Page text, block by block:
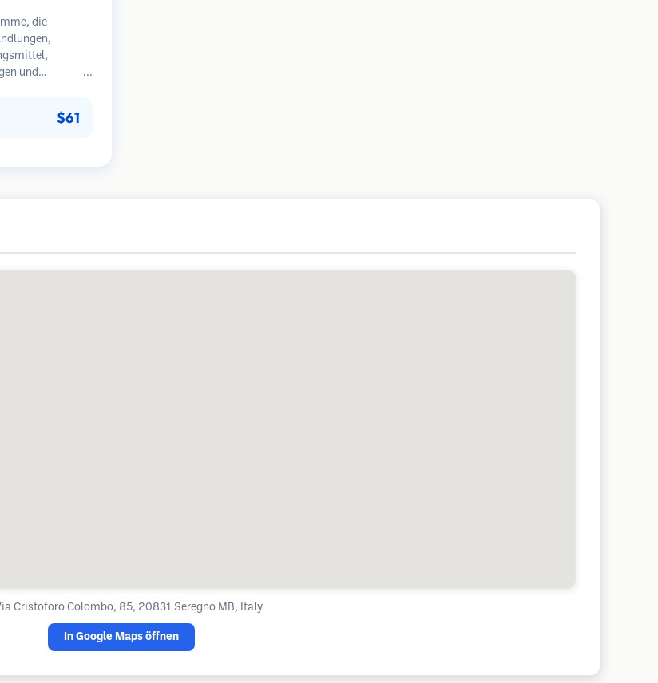
die
und
$61
Cristoforo Colombo, 85, 20831 Seregno MB, Italy
In Google Maps öffnen